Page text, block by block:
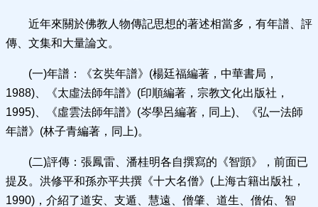
近年來關於佛教人物傳記思想的著述相當多，有年譜、評
傳、文集和大量論文。
(一)年譜：《玄奘年譜》(楊廷福編著，中華書局，
1988)、《太虛法師年譜》(印順編著，宗教文化出版社，
1995)、《虛雲法師年譜》(岑學呂編著，同上)、《弘一法師
年譜》(林子青編著，同上)。
(二)評傳：張鳳雷、潘桂明各自撰寫的《智顗》，前面已
提及。洪修平和孫亦平共撰《十大名僧》(上海古籍出版社，
1990)，介紹了道安、支遁、慧遠、僧肇、道生、僧佑、智